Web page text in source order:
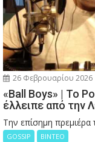
26 Φεβρουαρίου 2026
«Ball Boys» | Το
έλλειπε από την
Την επίσημη
GOSSIP ΒΙΝΤΕΟ